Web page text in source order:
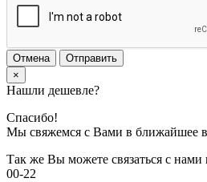
Отмена
Отправить
×
Нашли дешевле?
Спасибо!
Мы свяжемся с Вами в ближайшее
Так же Вы можете связаться с нами
00-22